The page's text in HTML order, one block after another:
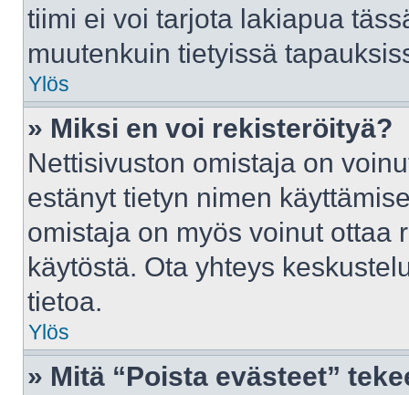
tiimi ei voi tarjota lakiapua
muutenkuin tietyissä
Ylös
» Miksi en voi rekisteröityä?
Nettisivuston omistaja on
estänyt tietyn nimen
omistaja on myös voinut ottaa
käytöstä. Ota yhteys
tietoa.
Ylös
» Mitä “Poista evästeet”